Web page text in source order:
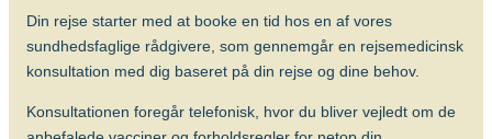
Alder
Vaccinen kan gives fra fødslen (BCG).
Vaccinen beskytter bedst hos børn mod
Din rejse starter med at booke en tid hos en af vores
sundhedsfaglige rådgivere, som gennemgår en rejsemedicinsk
konsultation med dig baseret på din rejse og dine behov.
Konsultationen foregår telefonisk, hvor du bliver vejledt om de